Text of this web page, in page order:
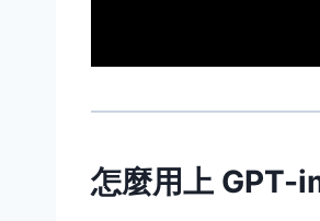
怎麼用上 GPT-